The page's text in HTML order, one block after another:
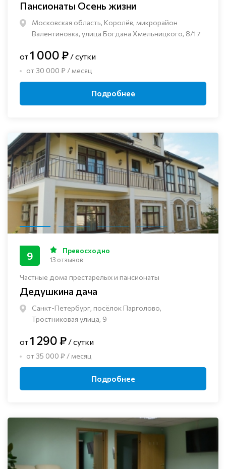
Пансионаты Осень жизни
Московская область, Королёв, микрорайон
Валентиновка, улица Богдана Хмельницкого, 8/17
от1 000 ₽ / сутки
от 30 000 ₽ / месяц
Подробнее
Частные дома престарелых и пансионаты
Дедушкина дача
Санкт-Петербург, посёлок Парголово,
Тростниковая улица, 9
9 Превосходно
13 отзывов
от1 290 ₽ / сутки
от 35 000 ₽ / месяц
Подробнее